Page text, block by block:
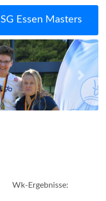
SG Essen Masters
Vor
Wk-Ergebnisse: